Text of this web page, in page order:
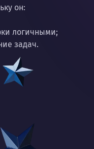
он:
логичными;
задач.